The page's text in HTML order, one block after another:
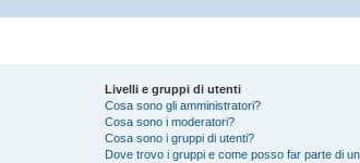
Livelli e gruppi di utenti
Cosa sono gli amministratori?
Cosa sono i moderatori?
Cosa sono i gruppi di utenti?
Dove trovo i gruppi e come posso far parte di